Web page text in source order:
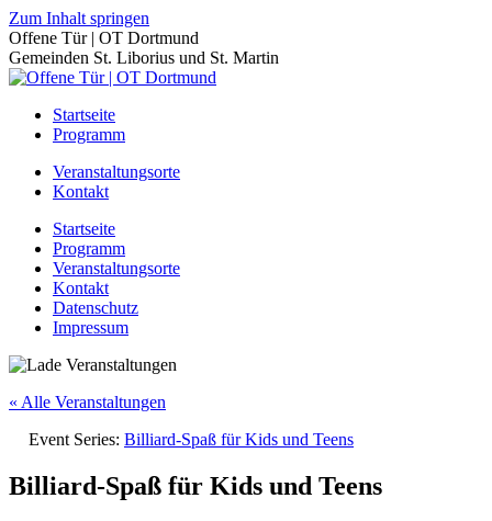
Zum Inhalt springen
Offene Tür | OT Dortmund
Gemeinden St. Liborius und St. Martin
Startseite
Programm
Veranstaltungsorte
Kontakt
Startseite
Programm
Veranstaltungsorte
Kontakt
Datenschutz
Impressum
« Alle Veranstaltungen
Event Series: Billiard-Spaß für Kids und Teens
Billiard-Spaß für Kids und Teens